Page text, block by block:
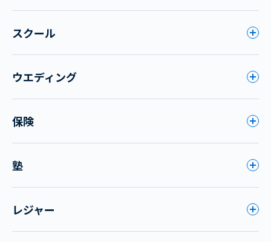
スクール
ウエディング
保険
塾
レジャー